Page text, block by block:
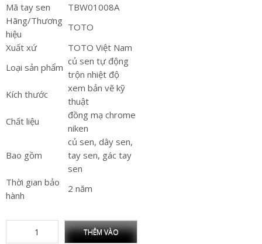
Mã tay sen
TBW01008A
Hãng/Thương
hiệu
TOTO
Xuất xứ
TOTO Việt Nam
Loại sản phẩm
củ sen tự động
trộn nhiệt độ
Kích thước
xem bản vẽ kỹ
thuật
Chất liệu
đồng mạ chrome
niken
Bao gồm
củ sen, dây sen,
tay sen, gác tay
sen
Thời gian bảo
hành
2 năm
THÊM VÀO